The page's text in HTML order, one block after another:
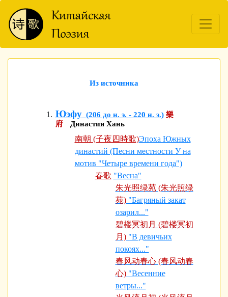
Из источника
Юэфу (206 до н. э. - 220 н. э.) 樂
府
Династия Хань
南朝 (子夜四時歌)Эпоха Южных
династий (Песни местности У на
мотив "Четыре времени года")
春歌 "Весна"
朱光照绿苑 (朱光照绿
苑) "Багряный закат
озарил..."
碧楼冥初月 (碧楼冥初
月) "В девичьих
покоях..."
春风动春心 (春风动春
心) "Весенние
ветры..."